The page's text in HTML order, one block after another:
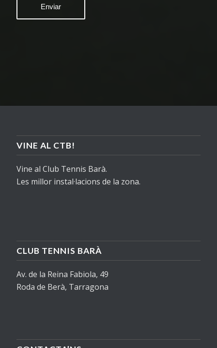
VINE AL CTB!
Vine al Club Tennis Barà.
Les millor instal·lacions de la zona.
CLUB TENNIS BARÀ
Av. de la Reina Fabiola, 49
Roda de Berà, Tarragona